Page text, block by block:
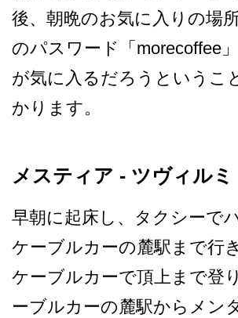
後、朝晩のお気に入りの場
のパスワード「morecof­fee
が気に入る­だろうというこ
かります。
メスティア - ツヴィルミ
早朝に起床し、タクシーで
ケーブルカーの麓駅まで行
ケ­ーブルカーで頂上まで登
ーブルカーの麓­駅からメン